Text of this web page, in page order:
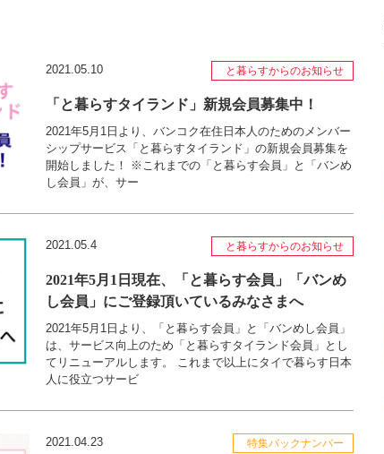
2021.05.10 と暮らすからのお知らせ
「と暮らすタイランド」新規会員募集中！
2021年5月1日より、バンコク在住日本人のためのメンバー
シップサービス「と暮らすタイランド」の新規会員募集を
開始しました！ ※これまでの「と暮らす会員」と「バンめ
し会員」が、サー
2021.05.4 と暮らすからのお知らせ
2021年5月1日現在、「と暮らす会員」「バンめ
し会員」にご登録頂いているみなさまへ
2021年5月1日より、「と暮らす会員」と「バンめし会員」
は、サービス向上のため「と暮らすタイランド会員」とし
てリニューアルします。 これまで以上にタイで暮らす日本
人に役立つサービ
2021.04.23 特集バックナンバー